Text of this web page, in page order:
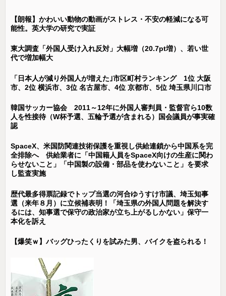
【朗報】かわいい動物の動画がストレス・不安の軽減になる可
能性。英大学の研究で実証
東大調査「外国人受け入れ反対」大幅増（20.7pt増）、若い世
代で増加幅大
「日本人が減り外国人が増えた｣市区町村ランキング 1位 大阪
市、2位 横浜市、3位 名古屋市、4位 京都市、5位 埼玉県川口市
韓国サッカー協会 2011～12年に外国人審判員・監督官ら10数
人を性接待（W杯予選、五輪予選が含まれる）国会議員が事実確
認
SpaceX、米国防関連技術保護を重視し供給連鎖から中国系を完
全排除へ 供給業者に「中国籍人員をSpaceX向けの生産に関わ
らせないこと」「中国製の設備・部品を使わないこと」を要求
し監査実施
歴代最多得票記録でトップ当選の河合ゆうすけ市議、埼玉知事
選（来年８月）に立候補表明！「埼玉県の外国人問題を解決す
るには、知事選で保守の政治家が立ち上がるしかない」保守一
本化を訴え
【爆笑ｗ】バッグひったくりを試みた男、バイクを盗られる！